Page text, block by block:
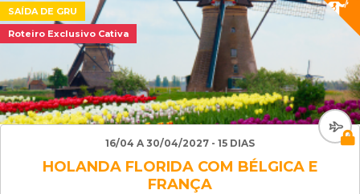
SAÍDA DE GRU
Roteiro Exclusivo Cativa
16/04 A 30/04/2027 - 15 DIAS
HOLANDA FLORIDA COM BÉLGICA E
FRANÇA